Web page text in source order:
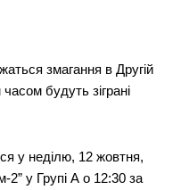
змагання в Другій
будуть зіграні
у неділю, 12 жовтня,
2” у Групі А о 12:30 за